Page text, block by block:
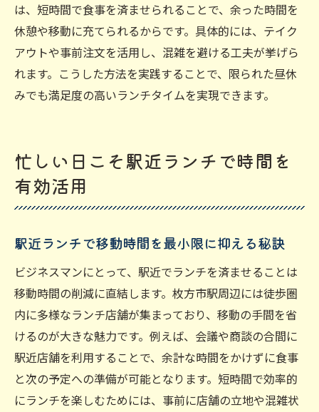
は、短時間で食事を済ませられることで、余った時間を
休憩や移動に充てられるからです。具体的には、テイク
アウトや事前注文を活用し、混雑を避ける工夫が挙げら
れます。こうした方法を実践することで、限られた昼休
みでも満足度の高いランチタイムを実現できます。
忙しい日こそ駅近ランチで時間を
有効活用
駅近ランチで移動時間を最小限に抑える秘訣
ビジネスマンにとって、駅近でランチを済ませることは
移動時間の削減に直結します。枚方市駅周辺には徒歩圏
内に多様なランチ店舗が集まっており、移動の手間を省
けるのが大きな魅力です。例えば、会議や商談の合間に
駅近店舗を利用することで、余計な時間をかけずに食事
と次の予定への準備が可能となります。短時間で効率的
にランチを楽しむためには、事前に店舗の立地や混雑状